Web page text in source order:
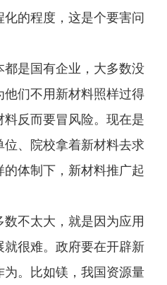
的程度，这是个要害问
是国有企业，大多数没
们不用新材料照样过得
反而要冒风险。现在是
、院校拿着新材料去求
体制下，新材料推广起
不太大，就是因为应用
就很难。政府要在开辟新
。比如镁，我国资源量